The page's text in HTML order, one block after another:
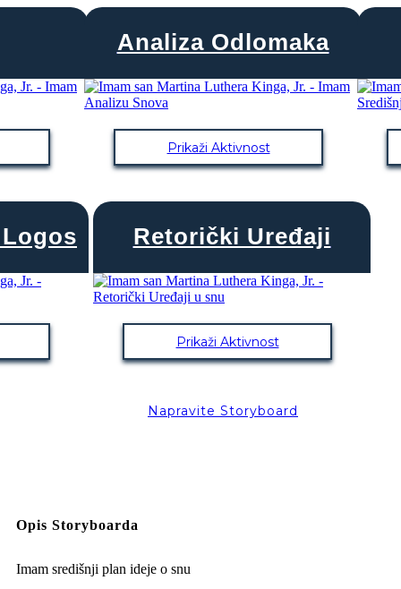
Analiza Odlomaka
Prikaži Aktivnost
Retorički Uređaji
Prikaži Aktivnost
Napravite Storyboard
Opis Storyboarda
Imam središnji plan ideje o snu